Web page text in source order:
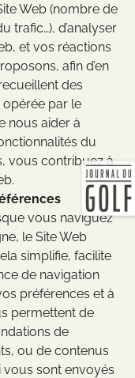
Web (nombre de
trafic…), d’analyser
et vos réactions
afin d’en
des
par le
nous aider à
du
vous contribuez à
vous naviguez
le Site Web
simplifie, facilite
de navigation
préférences et à
permettent de
de
ou de contenus
vous sont envoyés